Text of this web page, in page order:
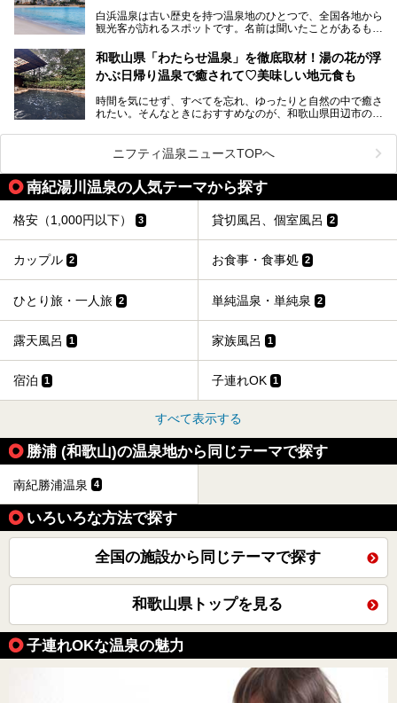
グ」がスタートしました。温泉＆バイキング＆レジャースポ
ットとしてのこのホテルの魅力をたっぷり体験してきたので
───
提供元：大江戸温泉物語ホテルズ＆リゾーツ株式会社【P
この記事は大江戸温泉物語Premium 白浜彩朝楽のPR記事で
す。
白浜温泉は古い歴史を持つ温泉地のひとつで、全国各地から
観光客が訪れるスポットです。名前は聞いたことがあるもの
か、実は知らない方も多いのではないでしょうか。
そこで今回は、白浜温泉ビギナー向けの基本情報をご紹介し
浜温泉を訪れるなら外せない観光スポットも合わせてご紹介
します。
和歌山県「わたらせ温泉」を徹底取材！湯の花が浮
かぶ日帰り温泉で癒されて♡美味しい地元食も
時間を気にせず、すべてを忘れ、ゆったりと自然の中で癒さ
れたい。そんなときにおすすめなのが、和歌山県田辺市の
の豊かな山々を眺めながら、どんどん期待が膨らみますよ。
「わたらせ温泉」では、温泉に入れるだけではなく、地元の
特産品を使った食事をいただける「露天食堂」でお腹も満た
すことができます。ぜひチェックしてくださいね。
ニフティ温泉ニュースTOPへ
南紀湯川温泉の人気テーマから探す
格安（1,000円以下） 3 貸切風呂、個室風呂 2
カップル 2 お食事・食事処 2
ひとり旅・一人旅 2 単純温泉・単純泉 2
露天風呂 1 家族風呂 1
宿泊 1 子連れOK 1
すべて表示する
勝浦 (和歌山)の温泉地から同じテーマで探す
南紀勝浦温泉 4
いろいろな方法で探す
全国の施設から同じテーマで探す
和歌山県トップを見る
子連れOKな温泉の魅力